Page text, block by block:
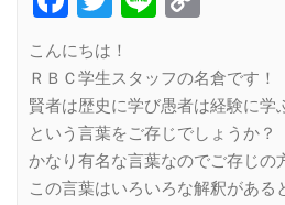
こんにちは！
ＲＢＣ学生スタッフの名倉です！
賢者は歴史に学び愚者は経験に学
という言葉をご存じでしょうか？
かなり有名な言葉なのでご存じの
この言葉はいろいろな解釈がある